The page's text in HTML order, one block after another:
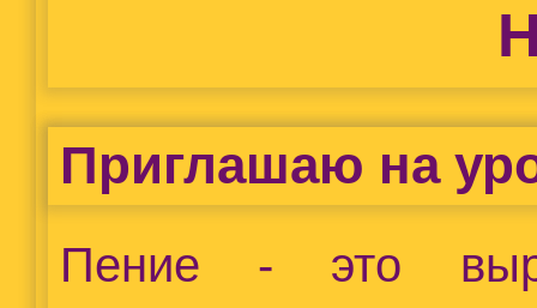
Приглашаю на
Пение - это